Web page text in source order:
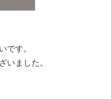
です。
いました。